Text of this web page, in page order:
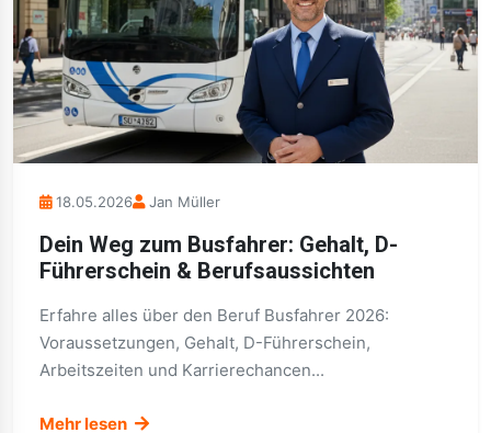
18.05.2026 Jan Müller
Dein Weg zum Busfahrer: Gehalt, D-
Führerschein & Berufsaussichten
Erfahre alles über den Beruf Busfahrer 2026:
Voraussetzungen, Gehalt, D-Führerschein,
Arbeitszeiten und Karrierechancen...
Mehr lesen